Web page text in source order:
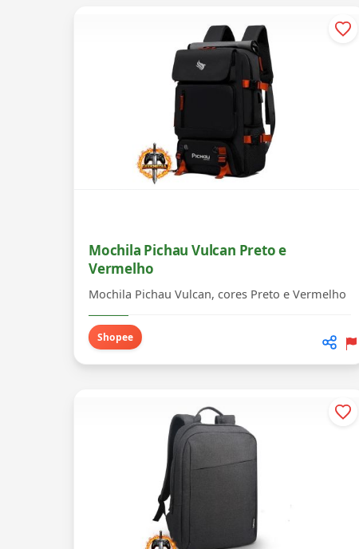
Mochila Pichau Vulcan Preto e
Vermelho
Mochila Pichau Vulcan, cores Preto e Vermelho
Shopee